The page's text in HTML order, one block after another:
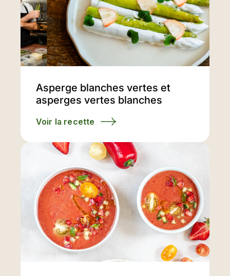
Asperge blanches vertes et
asperges vertes blanches
Voir la recette